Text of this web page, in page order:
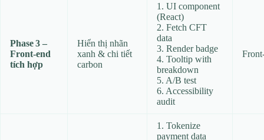
Phase 3 –
Front‑end
tích hợp
Hiển thị nhãn
xanh & chi tiết
carbon
1. UI component
(React)
2. Fetch CFT
data
3. Render badge
4. Tooltip with
breakdown
5. A/B test
6. Accessibility
audit
1. Tokenize
payment data